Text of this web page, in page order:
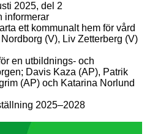
2025, del 2
informerar
ett kommunalt hem för vård
(V), Liv Zetterberg (V)
en utbildnings- och
Davis Kaza (AP), Patrik
(AP) och Katarina Norlund
2025–2028